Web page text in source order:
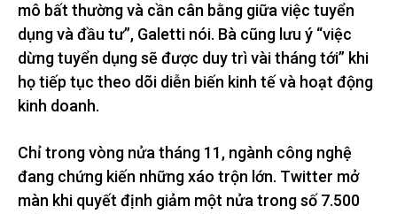
mô bất thường và cần cân bằng giữa việc tuyển
dụng và đầu tư”, Galetti nói. Bà cũng lưu ý “việc
dừng tuyển dụng sẽ được duy trì vài tháng tới” khi
họ tiếp tục theo dõi diễn biến kinh tế và hoạt động
kinh doanh.
Chỉ trong vòng nửa tháng 11, ngành công nghệ
đang chứng kiến những xáo trộn lớn. Twitter mở
màn khi quyết định giảm một nửa trong số 7.500